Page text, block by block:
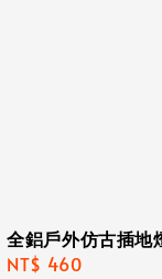
全鋁戶外仿古插地
Regular
NT$ 460